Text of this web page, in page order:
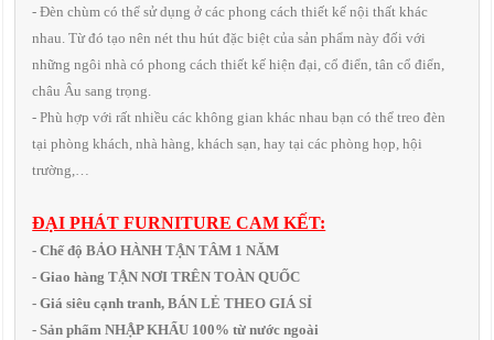
- Đèn chùm có thể sử dụng ở các phong cách thiết kế nội thất khác
nhau. Từ đó tạo nên nét thu hút đặc biệt của sản phẩm này đối với
những ngôi nhà có phong cách thiết kế hiện đại, cổ điển, tân cổ điển,
châu Âu sang trọng.
- Phù hợp với rất nhiều các không gian khác nhau bạn có thể treo đèn
tại phòng khách, nhà hàng, khách sạn, hay tại các phòng họp, hội
trường,…
ĐẠI PHÁT FURNITURE CAM KẾT:
- Chế độ BẢO HÀNH TẬN TÂM 1 NĂM
- Giao hàng TẬN NƠI TRÊN TOÀN QUỐC
- Giá siêu cạnh tranh, BÁN LẺ THEO GIÁ SỈ
- Sản phẩm NHẬP KHẨU 100% từ nước ngoài